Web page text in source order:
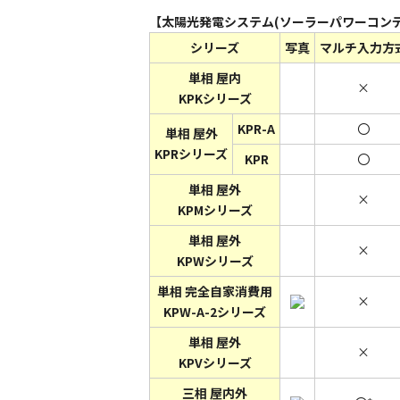
【太陽光発電システム(ソーラーパワーコン
シリーズ
写真 マルチ入力方
単相 屋内
KPKシリーズ
×
単相 屋外
KPRシリーズ
KPR-A
〇
KPR
〇
単相 屋外
KPMシリーズ
×
単相 屋外
KPWシリーズ
×
単相 完全自家消費用
KPW-A-2シリーズ
×
単相 屋外
KPVシリーズ
×
三相 屋内外